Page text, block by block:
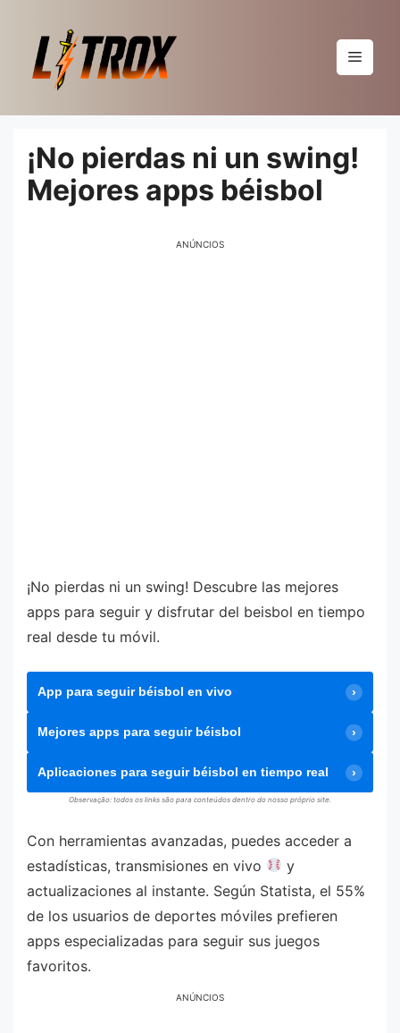
conteúdo
Menu
¡No pierdas ni un swing!
Mejores apps béisbol
ANÚNCIOS
¡No pierdas ni un swing! Descubre las mejores
apps para seguir y disfrutar del beisbol en tiempo
real desde tu móvil.
App para seguir béisbol en vivo
Mejores apps para seguir béisbol
Aplicaciones para seguir béisbol en tiempo real
Observação: todos os links são para conteúdos dentro do nosso próprio site.
Con herramientas avanzadas, puedes acceder a
estadísticas, transmisiones en vivo
y
actualizaciones al instante. Según Statista, el 55%
de los usuarios de deportes móviles prefieren
apps especializadas para seguir sus juegos
favoritos.
ANÚNCIOS